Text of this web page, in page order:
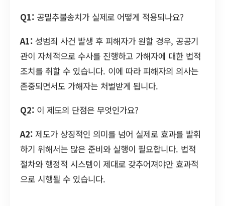
Q1: 공밀추불송치가 실제로 어떻게 적용되나요?
A1: 성범죄 사건 발생 후 피해자가 원할 경우, 공공기
관이 자체적으로 수사를 진행하고 가해자에 대한 법적
조치를 취할 수 있습니다. 이에 따라 피해자의 의사는
존중되면서도 가해자는 처벌받게 됩니다.
Q2: 이 제도의 단점은 무엇인가요?
A2: 제도가 상징적인 의미를 넘어 실제로 효과를 발휘
하기 위해서는 많은 준비와 실행이 필요합니다. 법적
절차와 행정적 시스템이 제대로 갖추어져야만 효과적
으로 시행될 수 있습니다.